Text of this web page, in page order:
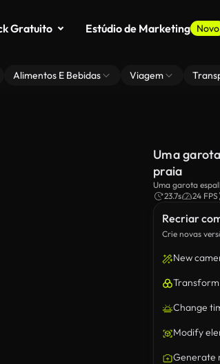
Gratuito Estúdio de Marketing Novo
Alimentos E Bebidas Viagem
Recriar
Crie novas
New
Change
Modify
Generate
Uma
praia
Uma garota
23.7s
24 FPS